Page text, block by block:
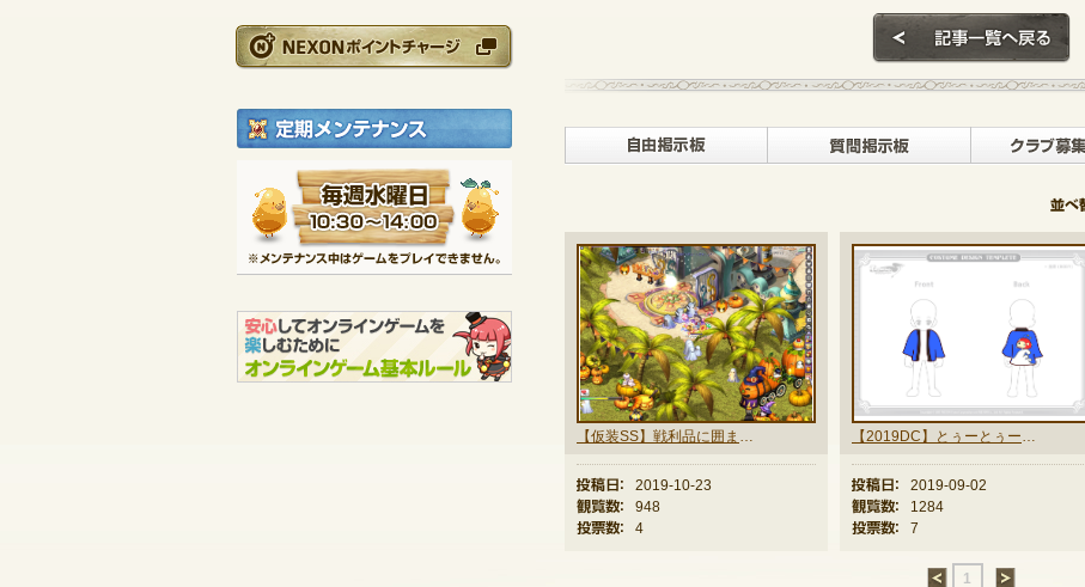
自由掲示板> 質問掲示板
【仮装SS】戦利品に囲まれて
投稿日：
2019-10-23
観覧数：
948
投票数：
4
【2019DC】とぅーとぅーはっぴー！
投稿日：
2019-09-02
観覧数：
1284
投票数：
7
←1